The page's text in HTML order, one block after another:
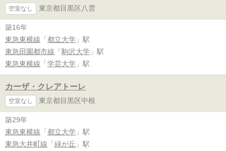
空室なし 東京都目黒区八雲
築16年
東急東横線 「 都立大学 」駅
東急田園都市線 「 駒沢大学 」駅
東急東横線 「 学芸大学 」駅
カーザ・クレアトーレ
空室なし 東京都目黒区中根
築29年
東急東横線 「 都立大学 」駅
東急大井町線 「 緑が丘 」駅